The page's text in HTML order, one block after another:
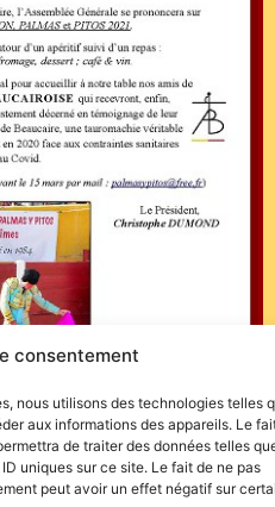
consentement
nous utilisons des technologies telles
aux informations des appareils. Le
de traiter des données telles
uniques sur ce site. Le fait de ne pas
peut avoir un effet négatif sur